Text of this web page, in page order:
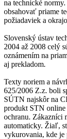
na technické
obsahovať priame
požiadaviek a
Slovenský ústav
2004 až 2008 celý
oznámením na
aj prekladom.
Texty noriem a
625/2006 Z.z. boli
SÚTN najskôr na
produkt STN online
ochranu. Zákazníci
automaticky. Žiaľ,
vykurovania, kde je